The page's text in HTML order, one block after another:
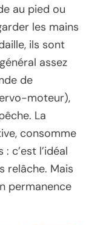
au pied ou
les mains
ils sont
assez
de
moteur),
La
consomme
c’est l’idéal
relâche. Mais
permanence